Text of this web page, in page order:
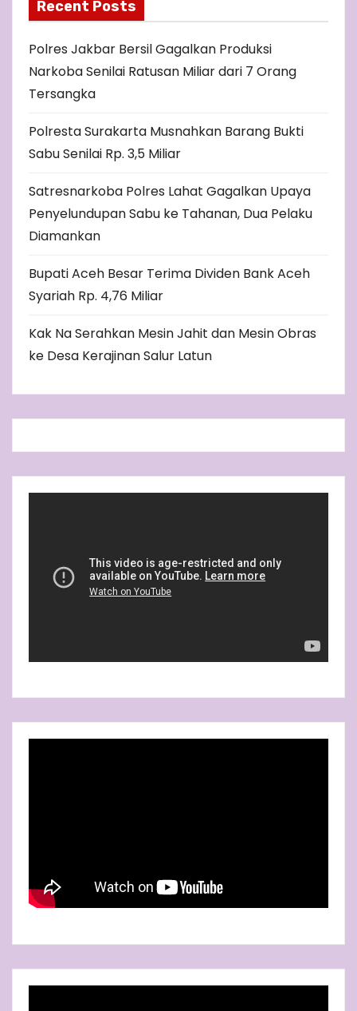
Recent Posts
Polres Jakbar Bersil Gagalkan Produksi
Narkoba Senilai Ratusan Miliar dari 7 Orang
Tersangka
Polresta Surakarta Musnahkan Barang Bukti
Sabu Senilai Rp. 3,5 Miliar
Satresnarkoba Polres Lahat Gagalkan Upaya
Penyelundupan Sabu ke Tahanan, Dua Pelaku
Diamankan
Bupati Aceh Besar Terima Dividen Bank Aceh
Syariah Rp. 4,76 Miliar
Kak Na Serahkan Mesin Jahit dan Mesin Obras
ke Desa Kerajinan Salur Latun